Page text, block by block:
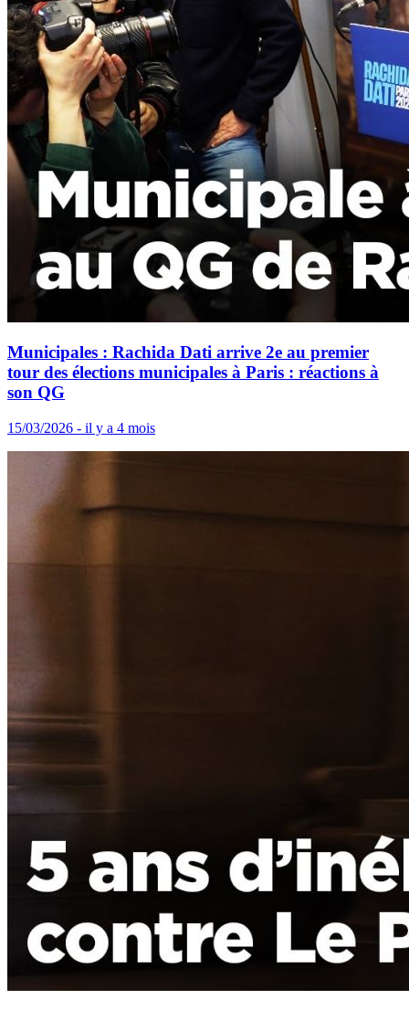
Municipales : Rachida Dati arrive 2e au premier
tour des élections municipales à Paris : réactions à
son QG
15/03/2026 - il y a 4 mois